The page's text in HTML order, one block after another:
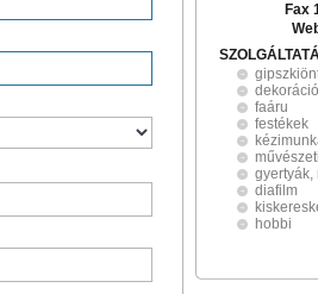
Fax
dekoráció
faáru
festékek
gyertyák,
diafilm
hobbi